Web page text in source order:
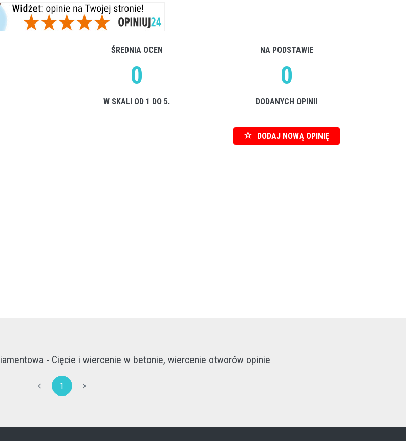
ŚREDNIA OCEN
0
W SKALI OD 1 DO 5.
NA PODSTAWIE
0
DODANYCH OPINII
DODAJ NOWĄ OPINIĘ
- Cięcie i wiercenie w betonie, wiercenie otworów opinie
1